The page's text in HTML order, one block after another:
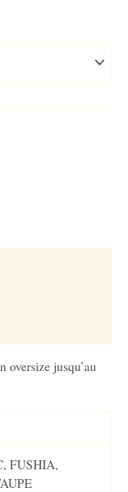
oversize jusqu’au
FUSHIA,